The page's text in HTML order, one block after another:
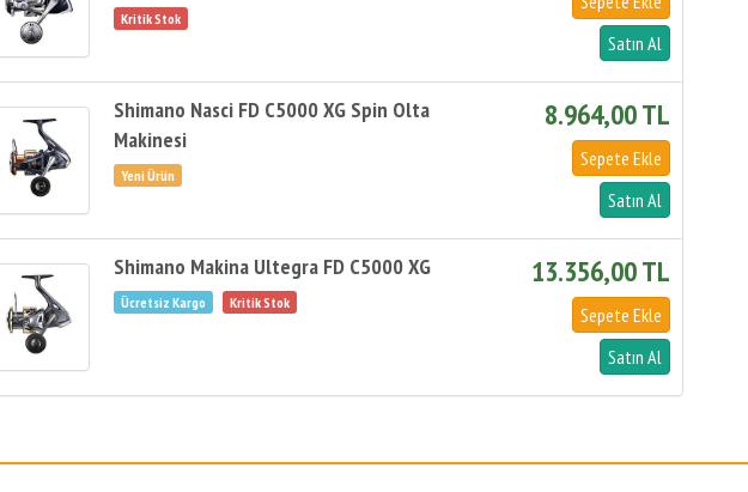
Shimano Nasci FD C5000 XG Spin Olta
Makinesi
8.964,00 TL
Shimano Makina Ultegra FD C5000 XG 13.356,00 TL